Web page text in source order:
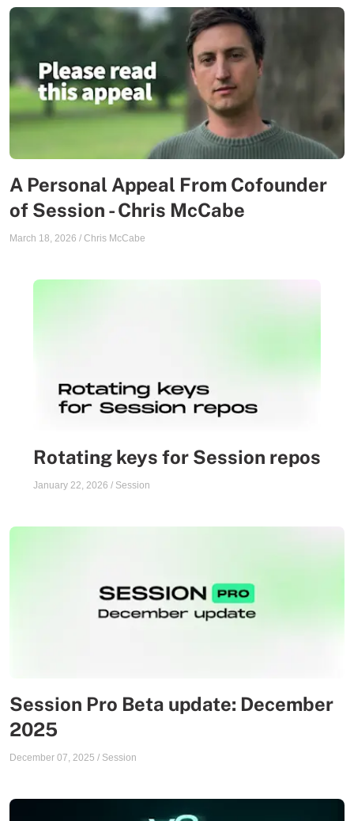
A Personal Appeal From Cofounder
of Session - Chris McCabe
March 18, 2026 / Chris McCabe
Rotating keys for Session repos
January 22, 2026 / Session
Session Pro Beta update: December
2025
December 07, 2025 / Session